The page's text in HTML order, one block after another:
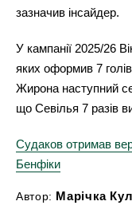
зазначив інсайдер.
У кампанії 2025/26
яких оформив 7
Жирона наступний
що Севілья 7 разів
Судаков отримав
Бенфіки
Автор: Марічка